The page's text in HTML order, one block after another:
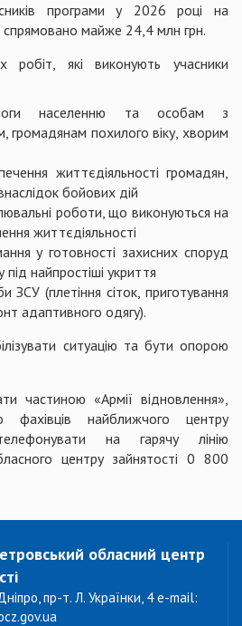
програми у 2026 році на
майже 24,4 млн грн.
робіт, які виконують учасники
населенню та особам з
громадянам похилого віку, хворим
життєдіяльності громадян,
бойових дій
роботи, що виконуються на
життєдіяльності
у готовності захисних споруд
під найпростіші укриття
ЗСУ (плетіння сіток, приготування
адаптивного одягу).
ситуацію та бути опорою
частиною «Армії відновлення»,
найближчого центру
на гарячу лінію
центру зайнятості 0 800
обласний центр
пр-т. Л. Українки, 4 e-mail: